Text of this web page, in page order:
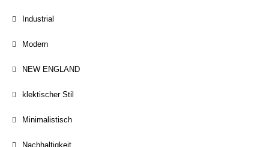
Industrial
Modern
NEW ENGLAND
klektischer Stil
Minimalistisch
Nachhaltigkeit